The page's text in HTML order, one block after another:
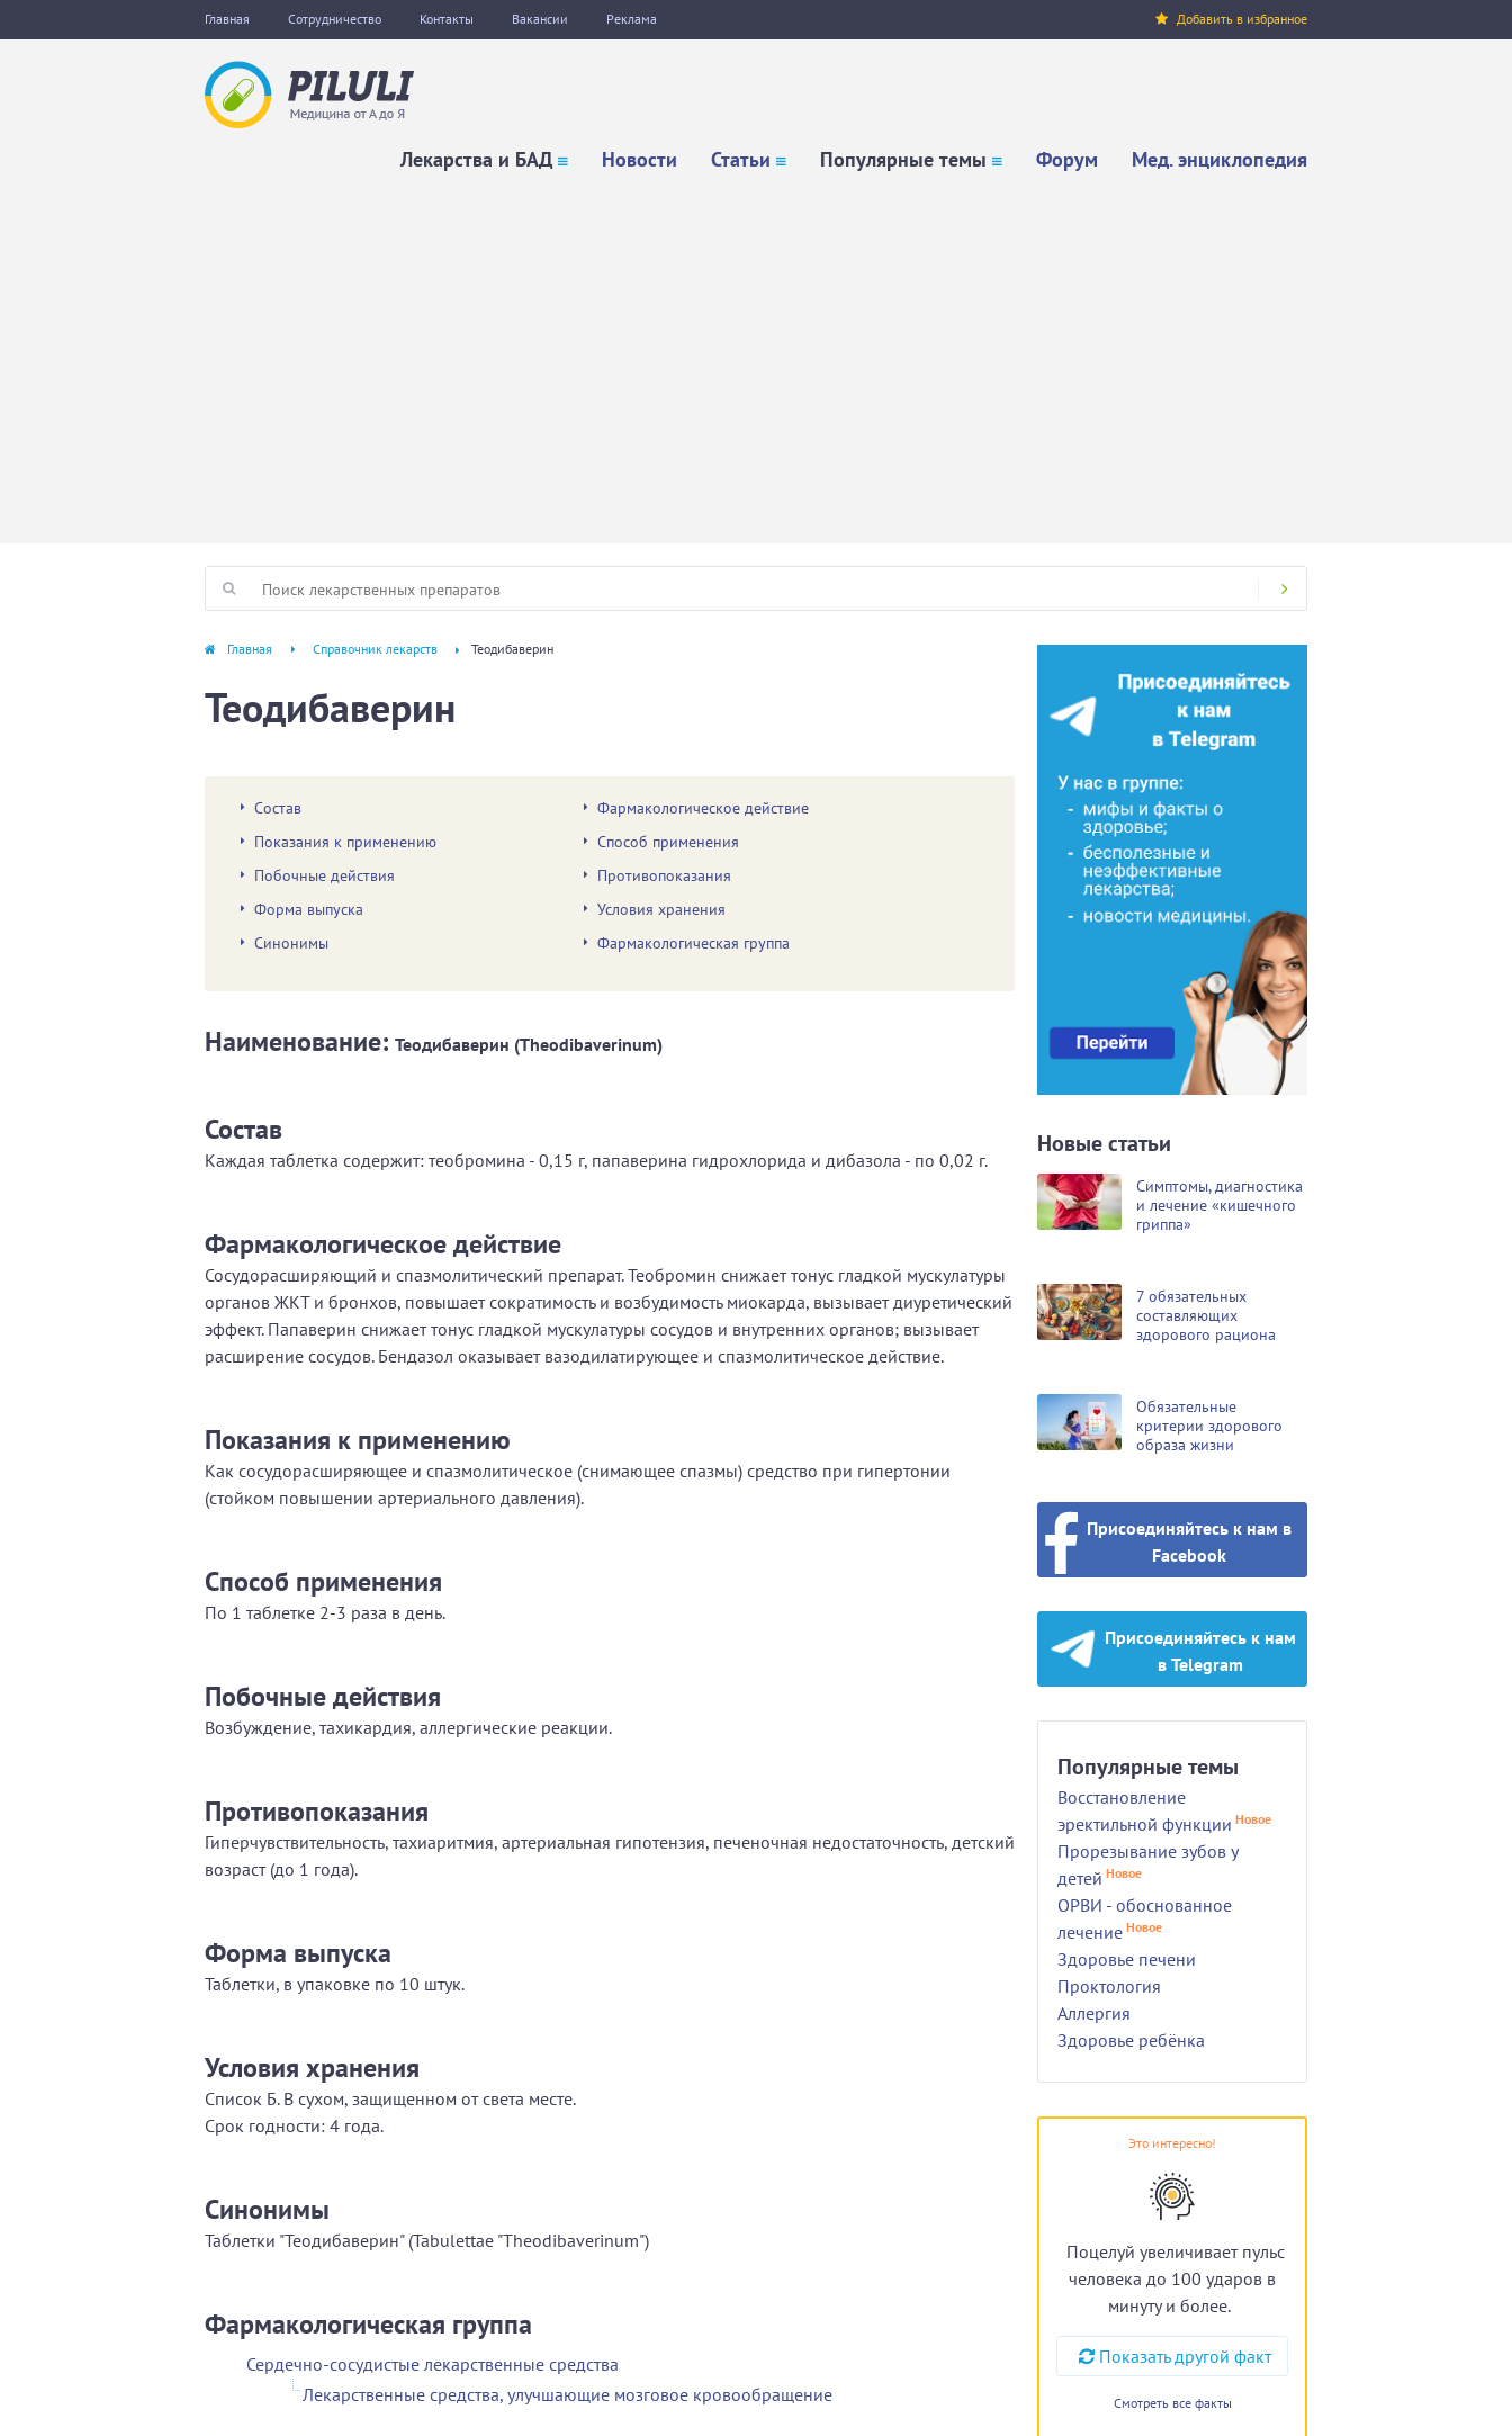
Главная Сотрудничество Контакты Вакансии Реклама Добавить в избранное
Лекарства и БАД Новости Статьи Популярные темы Форум Мед. энциклопедия
Главная Справочник лекарств Теодибаверин
Теодибаверин
Состав
Фармакологическое действие
Показания к применению
Способ применения
Побочные действия
Противопоказания
Форма выпуска
Условия хранения
Синонимы
Фармакологическая группа
Наименование: Теодибаверин (Theodibaverinum)
Состав
Каждая таблетка содержит: теобромина - 0,15 г, папаверина гидрохлорида и дибазола - по 0,02 г.
Фармакологическое действие
Сосудорасширяющий и спазмолитический препарат. Теобромин снижает тонус гладкой мускулатуры
органов ЖКТ и бронхов, повышает сократимость и возбудимость миокарда, вызывает диуретический
эффект. Папаверин снижает тонус гладкой мускулатуры сосудов и внутренних органов; вызывает
расширение сосудов. Бендазол оказывает вазодилатирующее и спазмолитическое действие.
Показания к применению
Как сосудорасширяющее и спазмолитическое (снимающее спазмы) средство при гипертонии
(стойком повышении артериального давления).
Способ применения
По 1 таблетке 2-3 раза в день.
Побочные действия
Возбуждение, тахикардия, аллергические реакции.
Противопоказания
Гиперчувствительность, тахиаритмия, артериальная гипотензия, печеночная недостаточность, детский
возраст (до 1 года).
Форма выпуска
Таблетки, в упаковке по 10 штук.
Условия хранения
Список Б. В сухом, защищенном от света месте.
Срок годности: 4 года.
Синонимы
Таблетки "Теодибаверин" (Tabulettae "Theodibaverinum")
Фармакологическая группа
Сердечно-сосудистые лекарственные средства
Лекарственные средства, улучшающие мозговое кровообращение
Новые статьи
Симптомы, диагностика
и лечение «кишечного
гриппа»
7 обязательных
составляющих
здорового рациона
Обязательные
критерии здорового
образа жизни
Присоединяйтесь к нам в
Facebook
Присоединяйтесь к нам
в Telegram
Популярные темы
Восстановление
эректильной функции Новое
Прорезывание зубов у
детей Новое
ОРВИ - обоснованное
лечение Новое
Здоровье печени
Проктология
Аллергия
Здоровье ребёнка
Это интересно!
Поцелуй увеличивает пульс
человека до 100 ударов в
минуту и более.
Показать другой факт
Смотреть все факты